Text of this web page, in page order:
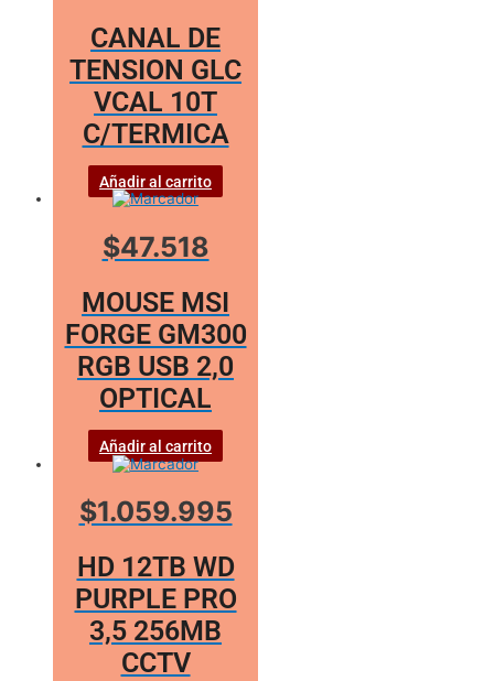
CANAL DE
TENSION GLC
VCAL 10T
C/TERMICA
Añadir al carrito
$47.518
MOUSE MSI
FORGE GM300
RGB USB 2,0
OPTICAL
Añadir al carrito
$1.059.995
HD 12TB WD
PURPLE PRO
3,5 256MB
CCTV